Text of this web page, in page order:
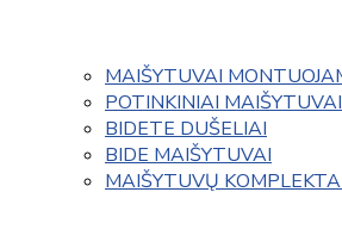
MAIŠYTUVAI
POTINKINIAI
BIDETE DUŠELIAI
BIDE MAIŠYTUVAI
MAIŠYTUVŲ